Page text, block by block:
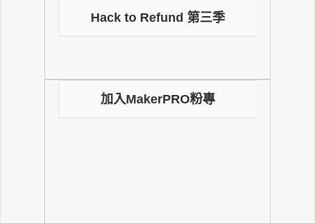
Hack to Refund 第三季
加入MakerPRO粉專